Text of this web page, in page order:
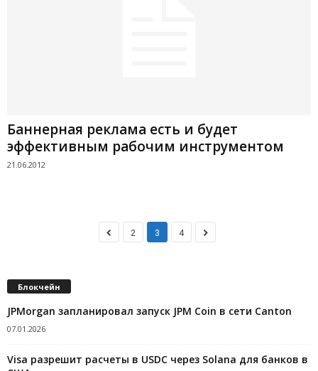
Баннерная реклама есть и будет
эффективным рабочим инструментом
21.06.2012
2 3 4
Блокчейн
JPMorgan запланировал запуск JPM Coin в сети Canton
07.01.2026
Visa разрешит расчеты в USDC через Solana для банков в